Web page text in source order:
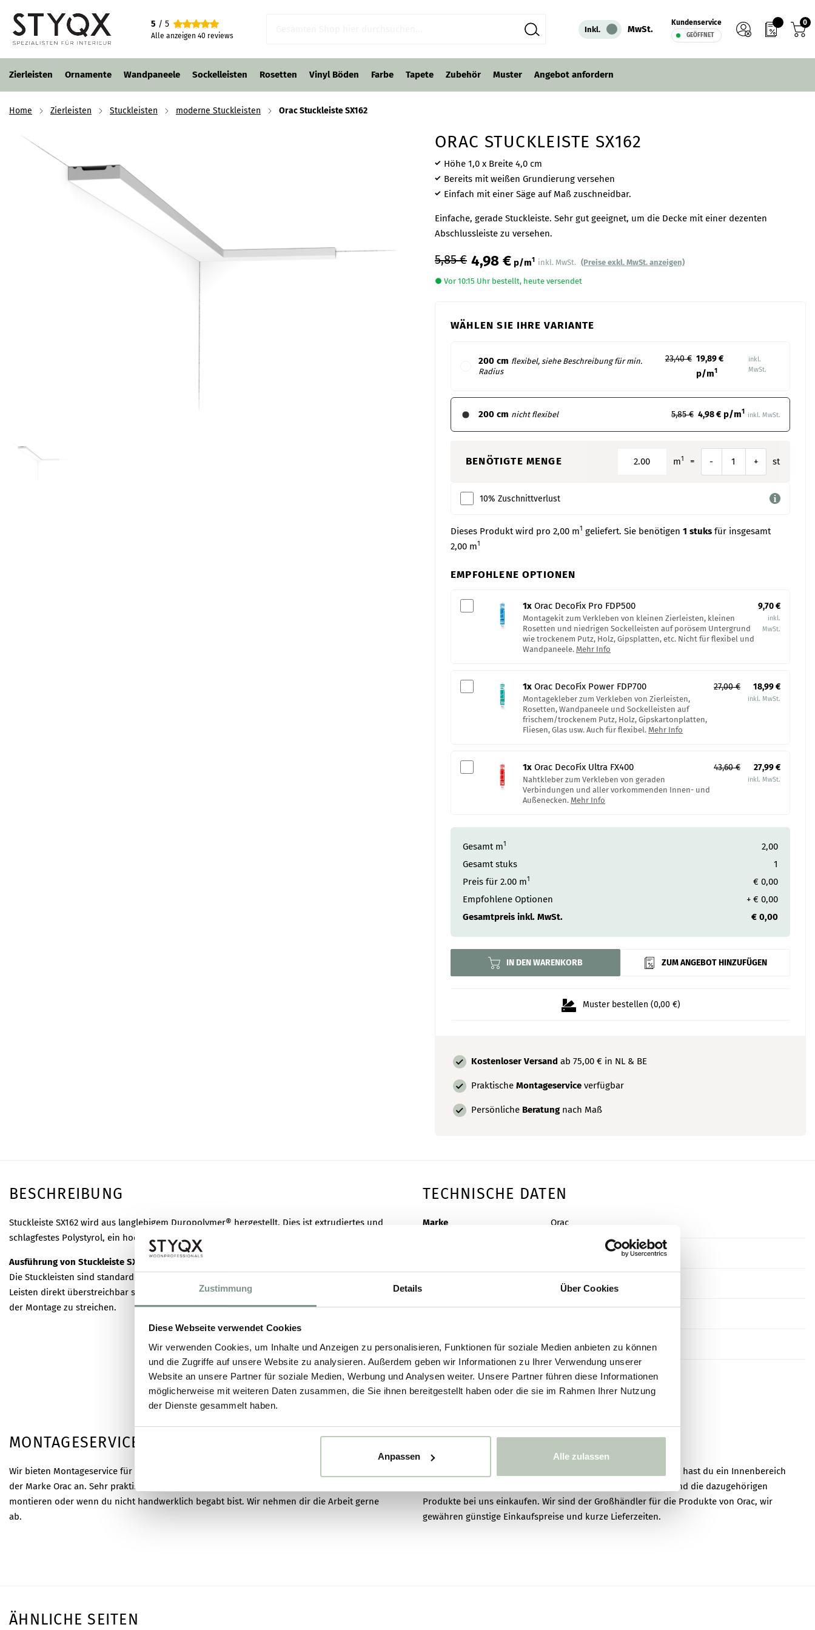
Zustimmung Details Über Cookies
Diese Webseite verwendet Cookies
Wir verwenden Cookies, um Inhalte und Anzeigen zu personalisieren, Funktionen für soziale Medien anbieten zu können
und die Zugriffe auf unsere Website zu analysieren. Außerdem geben wir Informationen zu Ihrer Verwendung unserer
Website an unsere Partner für soziale Medien, Werbung und Analysen weiter. Unsere Partner führen diese Informationen
möglicherweise mit weiteren Daten zusammen, die Sie ihnen bereitgestellt haben oder die sie im Rahmen Ihrer Nutzung
der Dienste gesammelt haben.
Anpassen Alle zulassen
5 / 5
Alle anzeigen 40 reviews
Inkl. MwSt.
Kundenservice
GEÖFFNET
0
Zierleisten Ornamente Wandpaneele Sockelleisten Rosetten Vinyl Böden Farbe Tapete Zubehör Muster Angebot anfordern
Home Zierleisten Stuckleisten moderne Stuckleisten Orac Stuckleiste SX162
ORAC STUCKLEISTE SX162
Kostenloser Versand ab 75,00 € in NL & BE
Praktische Montageservice verfügbar
Persönliche Beratung nach Maß
5,85 € 4,98 € p/m1 inkl. MwSt. (Preise exkl. MwSt. anzeigen)
● Vor 10:15 Uhr bestellt, heute versendet
WÄHLEN SIE IHRE VARIANTE
200 cm flexibel, siehe Beschreibung für min.
Radius
23,40 € 19,89 €
p/m1
inkl.
MwSt.
200 cm nicht flexibel 5,85 € 4,98 € p/m1 inkl. MwSt.
BENÖTIGTE MENGE m1 = - + st
10% Zuschnittverlust
Dieses Produkt wird pro 2,00 m1 geliefert. Sie benötigen 1 stuks für insgesamt
2,00 m1
Gesamt m1
2,00
Gesamt stuks
1
Preis für 2.00 m1
€ 0,00
Empfohlene Optionen
+ € 0,00
Gesamtpreis inkl. MwSt.
€ 0,00
EMPFOHLENE OPTIONEN
1x Orac DecoFix Pro​ FDP500
Montagekit zum Verkleben von kleinen Zierleisten, kleinen
Rosetten und niedrigen Sockelleisten auf porösem Untergrund
wie trockenem Putz, Holz, Gipsplatten, etc. Nicht für flexibel und
Wandpaneele. Mehr Info
9,70 €
1x Orac DecoFix Power​ FDP700
Montagekleber zum Verkleben von Zierleisten,
Rosetten, Wandpaneele und Sockelleisten auf
frischem/trockenem Putz, Holz, Gipskartonplatten,
Fliesen, Glas usw. Auch für flexibel. Mehr Info
27,00 € 18,99 €
1x Orac DecoFix Ultra FX400
Nahtkleber zum Verkleben von geraden
Verbindungen und aller vorkommenden Innen- und
Außenecken. Mehr Info
43,60 € 27,99 €
Orac Stuckleiste SX162
5,85 € 4,98 €p/m inkl. MwSt.
IN DEN WARENKORB
Muster bestellen (0,00 €)
IN DEN WARENKORB ZUM ANGEBOT HINZUFÜGEN
Höhe 1,0 x Breite 4,0 cm
Bereits mit weißen Grundierung versehen
Einfach mit einer Säge auf Maß zuschneidbar.
Einfache, gerade Stuckleiste. Sehr gut geeignet, um die Decke mit einer dezenten
Abschlussleiste zu versehen.
BESCHREIBUNG
Stuckleiste SX162 wird aus langlebigem Duropolymer® hergestellt. Dies ist extrudiertes und
schlagfestes Polystyrol, ein hochwertiger Kunststoff.
Ausführung von Stuckleiste SX162
Die Stuckleisten sind standardmäßig mit einer weißen Grundierung versehen, wodurch die
Leisten direkt überstreichbar sind. Für das beste Ergebnis empfehlen wir, die Leisten nach
der Montage zu streichen.
TECHNISCHE DATEN
Marke Orac
1,0 cm
Material Duropolymer® (PE)
Ausführung
Bereits mit weißen
Grundierung versehen
Wasserbeständig
Beständig gegen die meisten
gängigen Lösungsmittel und
MEHR ERFAHREN
MONTAGESERVICE
Wir bieten Montageservice für das Anbringen dieser Stuckleisten und aller anderen Produkte
der Marke Orac an. Sehr praktisch, wenn du selbst keine Zeit hast, die Stuckleisten zu
montieren oder wenn du nicht handwerklich begabt bist. Wir nehmen dir die Arbeit gerne
ab.
Fordere unverbindlich ein Angebot für das Anbringen der Stuckleisten und gegebenenfalls
weiterer Zierleisten, Wandpaneele oder Sockelleisten an. Bei uns steht Kundenzufriedenheit
GESCHÄFTLICH KAUFEN
Bist du Maler, Bauunternehmer, Innenausbauer, Designer oder hast du ein Innenbereich
bezogenes Unternehmen? Dann kannst du diese Stuckleiste und die dazugehörigen
Produkte bei uns einkaufen. Wir sind der Großhändler für die Produkte von Orac, wir
gewähren günstige Einkaufspreise und kurze Lieferzeiten.
ÄHNLICHE SEITEN